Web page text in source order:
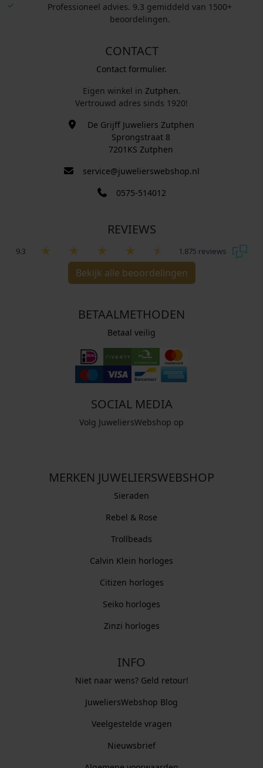
Professioneel advies. 9.3 gemiddeld van 1500+
beoordelingen.
CONTACT
Contact formulier.
Eigen winkel in Zutphen.
Vertrouwd adres sinds 1920!
De Grijff Juweliers Zutphen
Sprongstraat 8
7201KS Zutphen
service@juwelierswebshop.nl
0575-514012
REVIEWS
9.3 1.875 reviews
Bekijk alle beoordelingen
BETAALMETHODEN
Betaal veilig
SOCIAL MEDIA
Volg JuweliersWebshop op
MERKEN JUWELIERSWEBSHOP
Sieraden
Rebel & Rose
Trollbeads
Calvin Klein horloges
Citizen horloges
Seiko horloges
Zinzi horloges
INFO
Niet naar wens? Geld retour!
JuweliersWebshop Blog
Veelgestelde vragen
Nieuwsbrief